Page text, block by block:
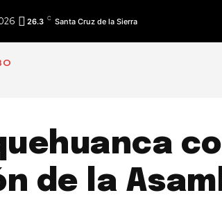
26.3 C Santa Cruz de la Sierra
de la